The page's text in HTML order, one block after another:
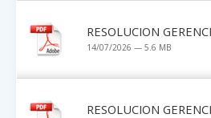
RESOLUCION
14/07/2026 — 5.6 MB
RESOLUCION